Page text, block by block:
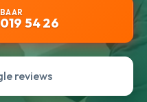
54 26
reviews